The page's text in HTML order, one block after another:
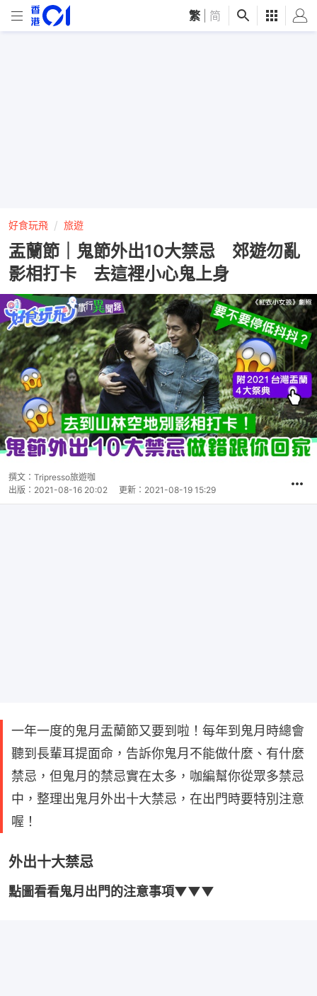
繁 简
好食玩飛 旅遊
盂蘭節｜鬼節外出10大禁忌 郊遊勿亂
影相打卡 去這裡小心鬼上身
撰文： Tripresso旅遊咖
出版： 2021-08-16 20:02 更新： 2021-08-19 15:29
一年一度的鬼月盂蘭節又要到啦！每年到鬼月時總會
聽到長輩耳提面命，告訴你鬼月不能做什麼、有什麼
禁忌，但鬼月的禁忌實在太多，咖編幫你從眾多禁忌
中，整理出鬼月外出十大禁忌，在出門時要特別注意
喔！
外出十大禁忌
點圖看看鬼月出門的注意事項▼▼▼